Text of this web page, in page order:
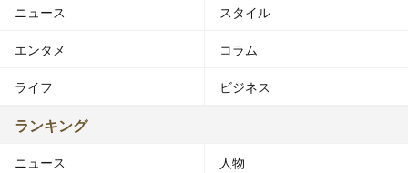
ニュース スタイル
エンタメ コラム
ライフ ビジネス
ランキング
ニュース 人物